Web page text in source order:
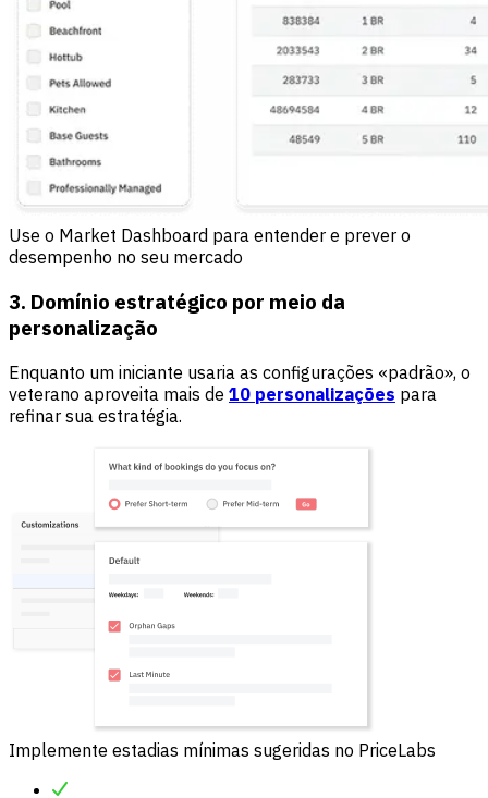
Use o Market Dashboard para entender e prever o
desempenho no seu mercado
3. Domínio estratégico por meio da
personalização
Enquanto um iniciante usaria as configurações «padrão», o
veterano aproveita mais de 10 personalizações para
refinar sua estratégia.
Implemente estadias mínimas sugeridas no PriceLabs